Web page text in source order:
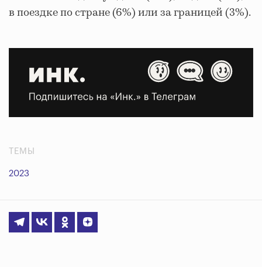
в поездке по стране (6%) или за границей (3%).
ТЕМЫ
2023